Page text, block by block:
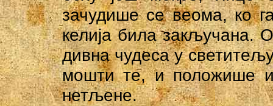
зачудише се веома, ко
келија била закључана.
дивна чудеса у
мошти те, и положише
нетљене.